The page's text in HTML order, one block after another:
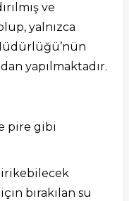
ve
yalnızca
yapılmaktadır.
pire gibi
bırakılan su